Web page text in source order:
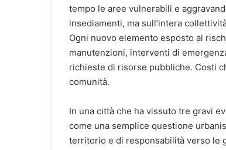
tempo le aree vulnerabili e
insediamenti, ma sull’intera
Ogni nuovo elemento esposto al
manutenzioni, interventi di
richieste di risorse pubbliche. Costi
comunità.
In una città che ha vissuto tre gravi
come una semplice questione
territorio e di responsabilità verso le